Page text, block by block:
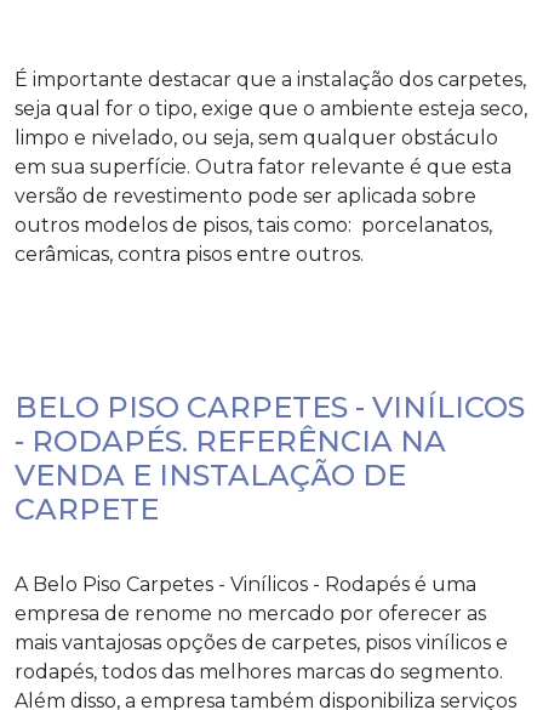
É importante destacar que a instalação dos carpetes,
seja qual for o tipo, exige que o ambiente esteja seco,
limpo e nivelado, ou seja, sem qualquer obstáculo
em sua superfície. Outra fator relevante é que esta
versão de revestimento pode ser aplicada sobre
outros modelos de pisos, tais como: porcelanatos,
cerâmicas, contra pisos entre outros.
BELO PISO CARPETES - VINÍLICOS
- RODAPÉS. REFERÊNCIA NA
VENDA E INSTALAÇÃO DE
CARPETE
A Belo Piso Carpetes - Vinílicos - Rodapés é uma
empresa de renome no mercado por oferecer as
mais vantajosas opções de carpetes, pisos vinílicos e
rodapés, todos das melhores marcas do segmento.
Além disso, a empresa também disponibiliza serviços